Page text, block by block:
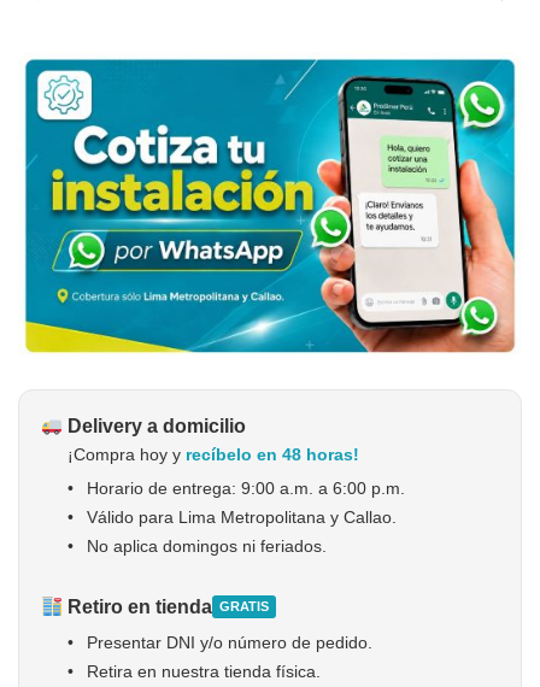
Delivery a domicilio
¡Compra hoy y recíbelo en 48 horas!
•
Horario de entrega: 9:00 a.m. a 6:00 p.m.
•
Válido para Lima Metropolitana y Callao.
•
No aplica domingos ni feriados.
Retiro en tienda GRATIS
•
Presentar DNI y/o número de pedido.
•
Retira en nuestra tienda física.